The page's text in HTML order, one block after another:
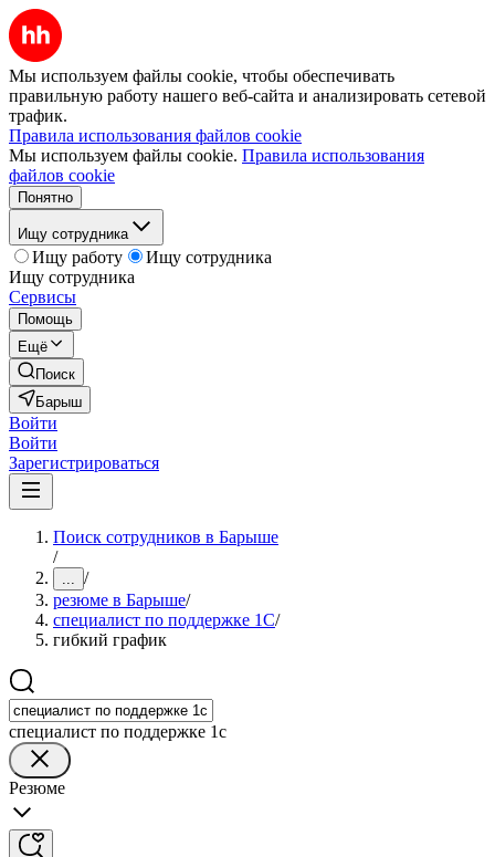
Мы используем файлы cookie, чтобы обеспечивать
правильную работу нашего веб-сайта и анализировать сетевой
трафик.
Правила использования файлов cookie
Мы используем файлы cookie. Правила использования
файлов cookie
Понятно
Ищу сотрудника
Ищу работу
Ищу сотрудника
Ищу сотрудника
Сервисы
Помощь
Ещё
Поиск
Барыш
Войти
Войти
Зарегистрироваться
Поиск сотрудников в Барыше
/
... /
резюме в Барыше/
специалист по поддержке 1С/
гибкий график
специалист по поддержке 1с
Резюме